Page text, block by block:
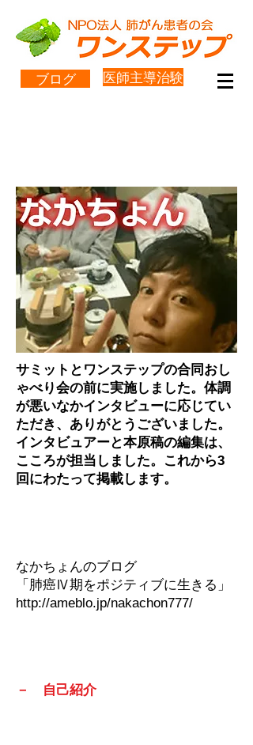
ブログ 医師主導治験
サミットとワンステップの合同おし
ゃべり会の前に実施しました。体調
が悪いなかインタビューに応じてい
ただき、ありがとうございました。
インタビュアーと本原稿の編集は、
こころが担当しました。これから3
回にわたって掲載します。
なかちょんのブログ
「肺癌Ⅳ期をポジティブに生きる」
http://ameblo.jp/nakachon777/
－ 自己紹介